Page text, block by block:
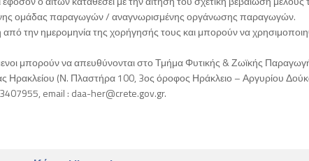
ομάδας παραγωγών / αναγνωρισμένης οργάνωσης παραγωγών.
από την ημερομηνία της χορήγησής τους και μπορούν να
μπορούν να απευθύνονται στο Τμήμα Φυτικής & Ζωϊκής
Ηρακλείου (Ν. Πλαστήρα 100, 3ος όροφος Ηράκλειο – Αργυρίου
email : daa-her@crete.gov.gr.